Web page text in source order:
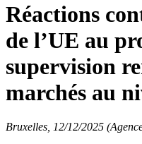
Réactions
de l’UE au
supervision
marchés au
Bruxelles, 12/12/2025